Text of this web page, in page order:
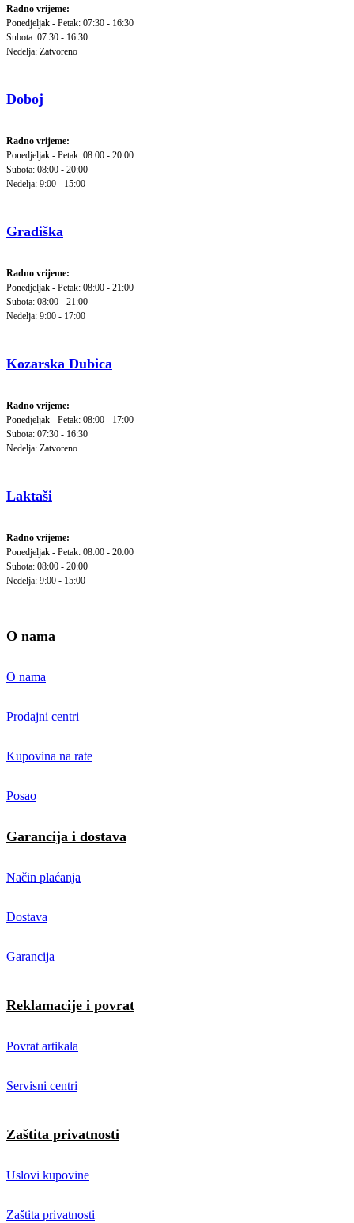
Radno vrijeme:
Ponedjeljak - Petak: 07:30 - 16:30
Subota: 07:30 - 16:30
Nedelja: Zatvoreno
Doboj
Radno vrijeme:
Ponedjeljak - Petak: 08:00 - 20:00
Subota: 08:00 - 20:00
Nedelja: 9:00 - 15:00
Gradiška
Radno vrijeme:
Ponedjeljak - Petak: 08:00 - 21:00
Subota: 08:00 - 21:00
Nedelja: 9:00 - 17:00
Kozarska Dubica
Radno vrijeme:
Ponedjeljak - Petak: 08:00 - 17:00
Subota: 07:30 - 16:30
Nedelja: Zatvoreno
Laktaši
Radno vrijeme:
Ponedjeljak - Petak: 08:00 - 20:00
Subota: 08:00 - 20:00
Nedelja: 9:00 - 15:00
O nama
O nama
Prodajni centri
Kupovina na rate
Posao
Garancija i dostava
Način plaćanja
Dostava
Garancija
Reklamacije i povrat
Povrat artikala
Servisni centri
Zaštita privatnosti
Uslovi kupovine
Zaštita privatnosti